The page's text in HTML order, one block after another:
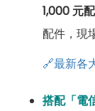
1,000 元
配件，現
🔗最新各
搭配「電